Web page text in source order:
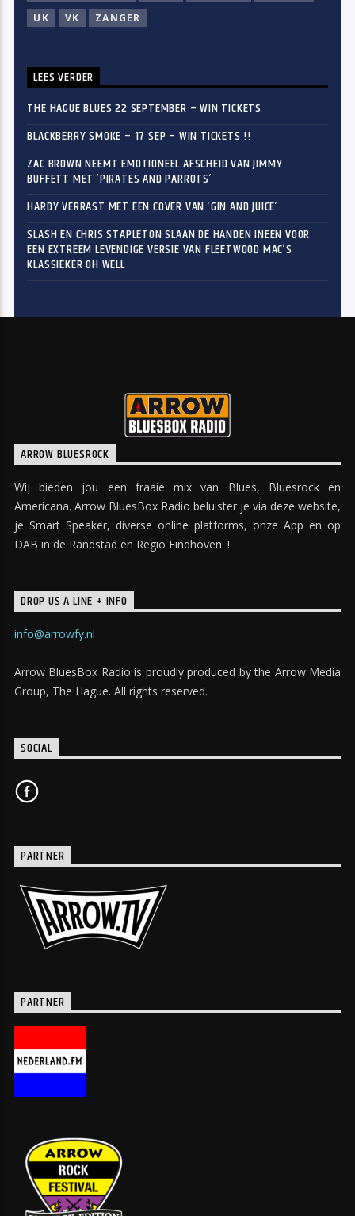
UK
VK ZANGER
LEES VERDER
THE HAGUE BLUES 22 SEPTEMBER – WIN TICKETS
BLACKBERRY SMOKE – 17 SEP – WIN TICKETS !!
ZAC BROWN NEEMT EMOTIONEEL AFSCHEID VAN JIMMY
BUFFETT MET ‘PIRATES AND PARROTS’
HARDY VERRAST MET EEN COVER VAN ‘GIN AND JUICE’
SLASH EN CHRIS STAPLETON SLAAN DE HANDEN INEEN VOOR
EEN EXTREEM LEVENDIGE VERSIE VAN FLEETWOOD MAC’S
KLASSIEKER OH WELL
ARROW BLUESROCK
Wij bieden jou een fraaie mix van Blues, Bluesrock en
Americana. Arrow BluesBox Radio beluister je via deze website,
je Smart Speaker, diverse online platforms, onze App en op
DAB in de Randstad en Regio Eindhoven. !
DROP US A LINE + INFO
info@arrowfy.nl
Arrow BluesBox Radio is proudly produced by the Arrow Media
Group, The Hague. All rights reserved.
SOCIAL
PARTNER
PARTNER